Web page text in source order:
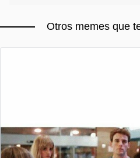
Otros memes que